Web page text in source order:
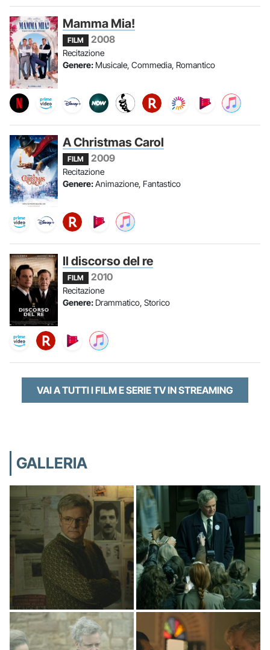
Mamma Mia!
FILM 2008
Recitazione
Genere: Musicale, Commedia, Romantico
A Christmas Carol
FILM 2009
Recitazione
Genere:Animazione, Fantastico
Il discorso del re
FILM 2010
Recitazione
Genere: Drammatico, Storico
VAI A TUTTI I FILM E SERIE TV IN STREAMING
GALLERIA